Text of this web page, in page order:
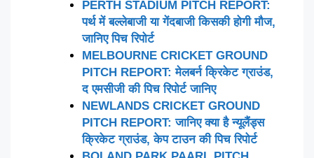
PERTH STADIUM PITCH REPORT:
पर्थ में बल्लेबाजी या गेंदबाजी किसकी होगी मौज,
जानिए पिच रिपोर्ट
MELBOURNE CRICKET GROUND
PITCH REPORT: मेलबर्न क्रिकेट ग्राउंड,
द एमसीजी की पिच रिपोर्ट जानिए
NEWLANDS CRICKET GROUND
PITCH REPORT: जानिए क्या है न्यूलैंड्स
क्रिकेट ग्राउंड, केप टाउन की पिच रिपोर्ट